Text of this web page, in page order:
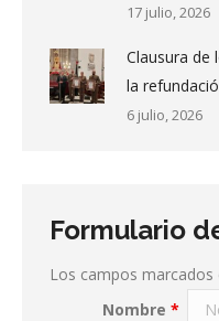
17 julio, 2026
Clausura de
la
6 julio, 2026
Formulario
Los campos marcados
Nombre*